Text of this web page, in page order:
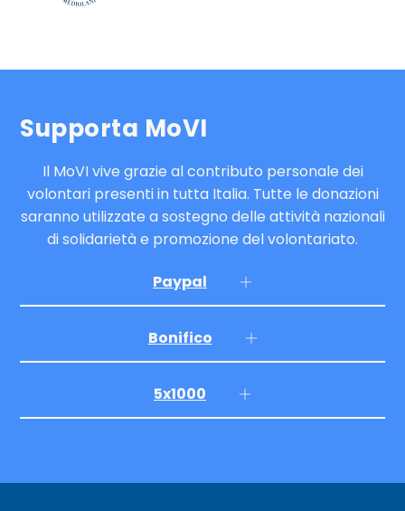
Supporta MoVI
Il MoVI vive grazie al contributo personale dei
volontari presenti in tutta Italia. Tutte le donazioni
saranno utilizzate a sostegno delle attività nazionali
di solidarietà e promozione del volontariato.
Paypal
Bonifico
5x1000